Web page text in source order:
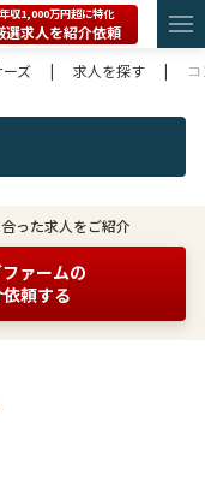
年収1,000万円超に特化
選求人を紹介依頼
ズ
| 求人を探す |
った求人をご紹介
ァームの
頼する